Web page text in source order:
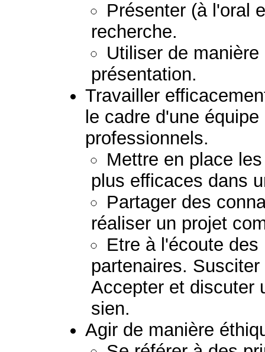
Présenter (à l'oral
recherche.
Utiliser de
présentation.
Travailler
le cadre d'une
professionnels.
Mettre en place
plus efficaces dans
Partager des
réaliser un projet
Etre à l'écoute
partenaires.
Accepter et discuter
sien.
Agir de manière